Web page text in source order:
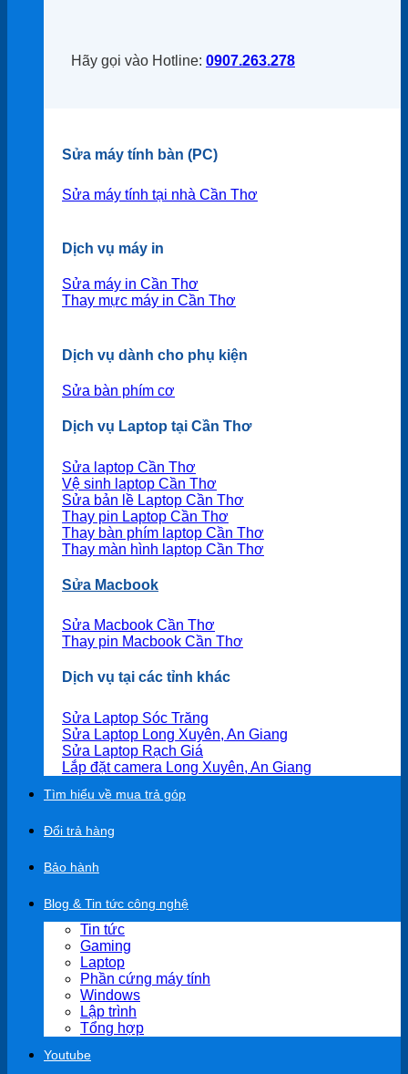
Hãy gọi vào Hotline: 0907.263.278
Sửa máy tính bàn (PC)
Sửa máy tính tại nhà Cần Thơ
Dịch vụ máy in
Sửa máy in Cần Thơ
Thay mực máy in Cần Thơ
Dịch vụ dành cho phụ kiện
Sửa bàn phím cơ
Dịch vụ Laptop tại Cần Thơ
Sửa laptop Cần Thơ
Vệ sinh laptop Cần Thơ
Sửa bản lề Laptop Cần Thơ
Thay pin Laptop Cần Thơ
Thay bàn phím laptop Cần Thơ
Thay màn hình laptop Cần Thơ
Sửa Macbook
Sửa Macbook Cần Thơ
Thay pin Macbook Cần Thơ
Dịch vụ tại các tỉnh khác
Sửa Laptop Sóc Trăng
Sửa Laptop Long Xuyên, An Giang
Sửa Laptop Rạch Giá
Lắp đặt camera Long Xuyên, An Giang
Tìm hiểu về mua trả góp
Đổi trả hàng
Bảo hành
Blog & Tin tức công nghệ
Tin tức
Gaming
Laptop
Phần cứng máy tính
Windows
Lập trình
Tổng hợp
Youtube